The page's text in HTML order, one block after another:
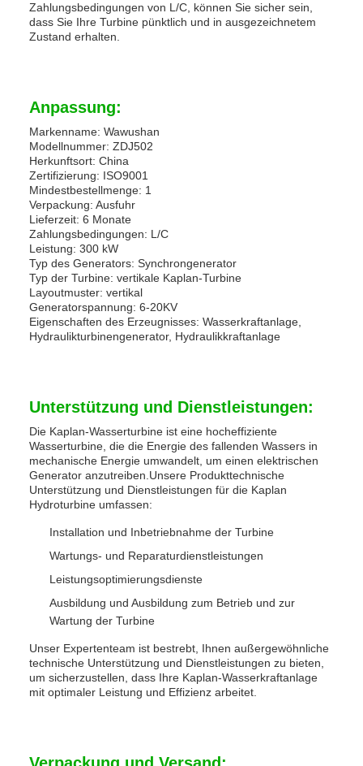
Zahlungsbedingungen von L/C, können Sie sicher sein,
dass Sie Ihre Turbine pünktlich und in ausgezeichnetem
Zustand erhalten.
Anpassung:
Markenname: Wawushan
Modellnummer: ZDJ502
Herkunftsort: China
Zertifizierung: ISO9001
Mindestbestellmenge: 1
Verpackung: Ausfuhr
Lieferzeit: 6 Monate
Zahlungsbedingungen: L/C
Leistung: 300 kW
Typ des Generators: Synchrongenerator
Typ der Turbine: vertikale Kaplan-Turbine
Layoutmuster: vertikal
Generatorspannung: 6-20KV
Eigenschaften des Erzeugnisses: Wasserkraftanlage,
Hydraulikturbinengenerator, Hydraulikkraftanlage
Unterstützung und Dienstleistungen:
Die Kaplan-Wasserturbine ist eine hocheffiziente
Wasserturbine, die die Energie des fallenden Wassers in
mechanische Energie umwandelt, um einen elektrischen
Generator anzutreiben.Unsere Produkttechnische
Unterstützung und Dienstleistungen für die Kaplan
Hydroturbine umfassen:
Installation und Inbetriebnahme der Turbine
Wartungs- und Reparaturdienstleistungen
Leistungsoptimierungsdienste
Ausbildung und Ausbildung zum Betrieb und zur
Wartung der Turbine
Unser Expertenteam ist bestrebt, Ihnen außergewöhnliche
technische Unterstützung und Dienstleistungen zu bieten,
um sicherzustellen, dass Ihre Kaplan-Wasserkraftanlage
mit optimaler Leistung und Effizienz arbeitet.